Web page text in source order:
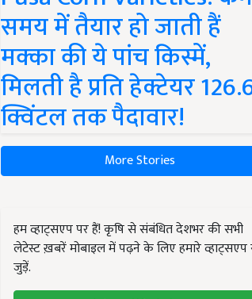
समय में तैयार हो जाती हैं
मक्का की ये पांच किस्में,
मिलती है प्रति हेक्टेयर
क्विंटल तक पैदावार!
More Stories
हम व्हाट्सएप पर हैं! कृषि से संबंधित देशभर की सभी
लेटेस्ट ख़बरें मोबाइल में पढ़ने के लिए हमारे
जुड़ें.